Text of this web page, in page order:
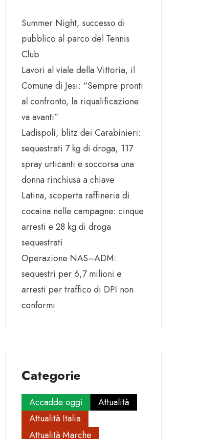
Summer Night, successo di
pubblico al parco del Tennis
Club
Lavori al viale della Vittoria, il
Comune di Jesi: “Sempre pronti
al confronto, la riqualificazione
va avanti”
Ladispoli, blitz dei Carabinieri:
sequestrati 7 kg di droga, 117
spray urticanti e soccorsa una
donna rinchiusa a chiave
Latina, scoperta raffineria di
cocaina nelle campagne: cinque
arresti e 28 kg di droga
sequestrati
Operazione NAS–ADM:
sequestri per 6,7 milioni e
arresti per traffico di DPI non
conformi
Categorie
Accadde oggi
Attualità
Attualità Italia
Attualità Marche